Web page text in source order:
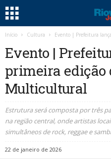
Início Cultura Evento | Prefeitura
Evento |
primeira edição
Multicultural
Estrutura será composta por três
na região central, onde artistas
simultâneos de rock, reggae e
22 de janeiro de 2026